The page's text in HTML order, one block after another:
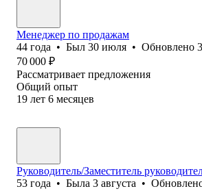
Менеджер по продажам
44 года • Был 30 июля • Обновлено
70 000 ₽
Рассматривает предложения
Общий опыт
19 лет 6 месяцев
Руководитель/Заместитель
53 года • Была 3 августа •